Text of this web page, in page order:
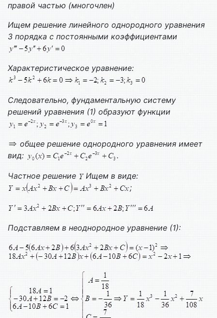
правой частью (многочлен)
Ищем решение линейного однородного уравнения
3 порядка с постоянными коэффициентами
Характеристическое уравнение:
Следовательно, фундаментальную систему
решений уравнения (1) образуют функции
общее решение однородного уравнения имеет
вид:
.
Частное решение
Ищем в виде:
;
Подставляем в неоднородное уравнение (1):